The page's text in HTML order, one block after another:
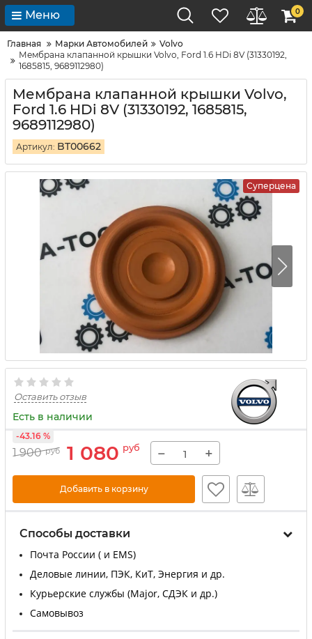
Меню 0
Главная Марки Автомобилей
Volvo
Мембрана клапанной крышки Volvo, Ford 1.6 HDi 8V (31330192,
1685815, 9689112980)
Мембрана клапанной крышки Volvo,
Ford 1.6 HDi 8V (31330192, 1685815,
9689112980)
Артикул: BT00662
Суперцена
Оставить отзыв
Есть в наличии
1 900 руб 1 080 руб
-43.16 %
− +
Добавить в корзину
Способы доставки
Почта России ( и EMS)
Деловые линии, ПЭК, КиТ, Энергия и др.
Курьерские службы (Major, СДЭК и др.)
Самовывоз